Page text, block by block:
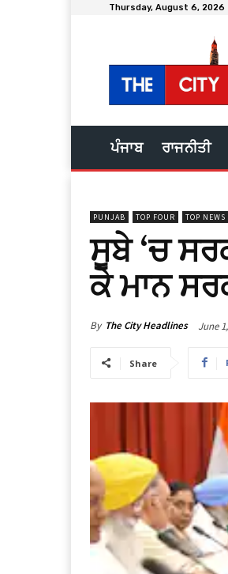
Thursday, August 6, 2026
ਪੰਜਾਬ ਰਾਜਨੀਤੀ
PUNJAB TOP FOUR TOP NEWS
ਸੂਬੇ ‘ਚ
ਕੇ ਮਾਨ
By The City Headlines June
Share